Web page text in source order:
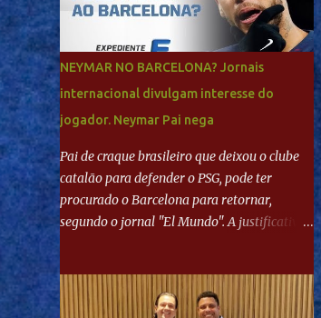
NEYMAR NO BARCELONA? Jornais
internacional divulgam interesse do
jogador. Neymar Pai nega
Pai de craque brasileiro que deixou o clube
catalão para defender o PSG, pode ter
procurado o Barcelona para retornar,
segundo o jornal "El Mundo". A justificativa
"Mundo Deportivo", o empresário, Neymar
Pai, negou NEYMAR NO BARCELONA?